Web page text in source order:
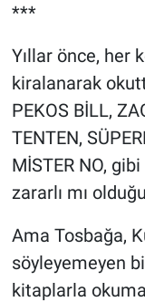
***
Yıllar önce, her
kiralanarak
PEKOS BİLL,
TENTEN,
MİSTER NO,
zararlı mı
Ama Tosbağa,
söyleyemeyen
kitaplarla